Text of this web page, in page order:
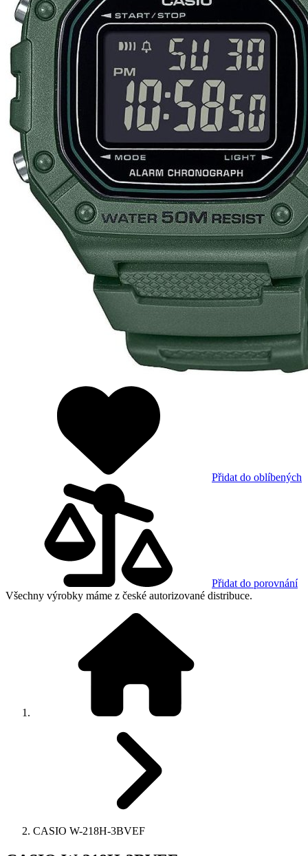
Přidat do oblíbených
Přidat do porovnání
Všechny výrobky máme z české autorizované distribuce.
CASIO W-218H-3BVEF